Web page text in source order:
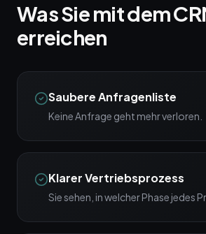
Was Sie mit dem
erreichen
Saubere Anfragenliste
Keine Anfrage geht mehr verloren.
Klarer Vertriebsprozess
Sie sehen, in welcher Phase jedes